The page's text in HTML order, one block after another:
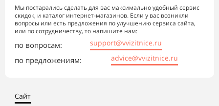
Мы постарались сделать для вас максимально удобный сервис
скидок, и каталог интернет-магазинов. Если у вас возникли
вопросы или есть предложения по улучшению сервиса сайта,
или по сотрудничеству, то напишите нам:
по вопросам: support@vvizitnice.ru
по предложениям: advice@vvizitnice.ru
Сайт